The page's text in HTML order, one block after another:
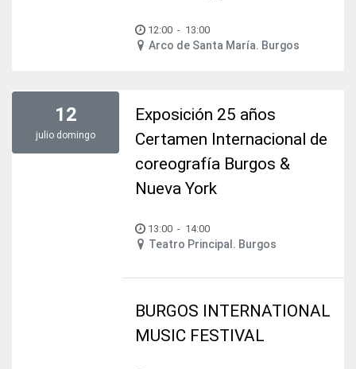
12:00 - 13:00
Arco de Santa María. Burgos
12
julio domingo
Exposición 25 años
Certamen Internacional de
coreografía Burgos &
Nueva York
13:00 - 14:00
Teatro Principal. Burgos
BURGOS INTERNATIONAL
MUSIC FESTIVAL